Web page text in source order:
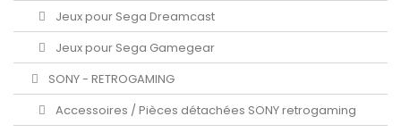
Jeux pour Sega Dreamcast
Jeux pour Sega Gamegear
SONY - RETROGAMING
Accessoires / Pièces détachées SONY retrogaming